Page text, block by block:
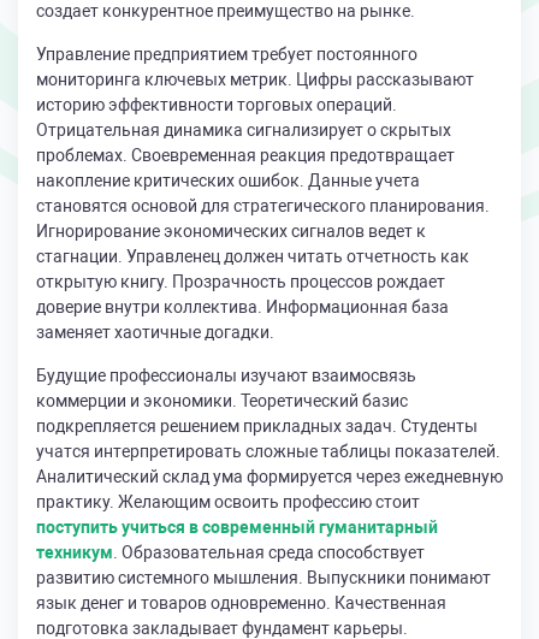
создает конкурентное преимущество на рынке.
Управление предприятием требует постоянного
мониторинга ключевых метрик. Цифры рассказывают
историю эффективности торговых операций.
Отрицательная динамика сигнализирует о скрытых
проблемах. Своевременная реакция предотвращает
накопление критических ошибок. Данные учета
становятся основой для стратегического планирования.
Игнорирование экономических сигналов ведет к
стагнации. Управленец должен читать отчетность как
открытую книгу. Прозрачность процессов рождает
доверие внутри коллектива. Информационная база
заменяет хаотичные догадки.
Будущие профессионалы изучают взаимосвязь
коммерции и экономики. Теоретический базис
подкрепляется решением прикладных задач. Студенты
учатся интерпретировать сложные таблицы показателей.
Аналитический склад ума формируется через ежедневную
практику. Желающим освоить профессию стоит
поступить учиться в современный гуманитарный
техникум . Образовательная среда способствует
развитию системного мышления. Выпускники понимают
язык денег и товаров одновременно. Качественная
подготовка закладывает фундамент карьеры.